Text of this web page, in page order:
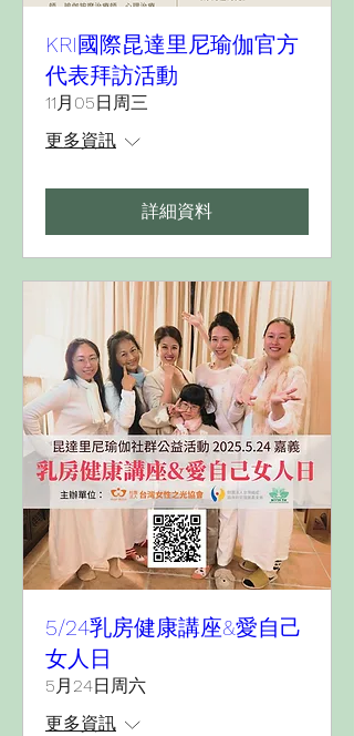
KRI國際昆達里尼瑜伽官方
代表拜訪活動
11月05日周三
更多資訊
詳細資料
5/24乳房健康講座&愛自己
女人日
5月24日周六
更多資訊